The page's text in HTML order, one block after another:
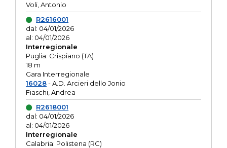
Voli, Antonio
R2616001
dal: 04/01/2026
al: 04/01/2026
Interregionale
Puglia: Crispiano (TA)
18 m
Gara Interregionale
16028- A.D. Arcieri dello Jonio
Fiaschi, Andrea
R2618001
dal: 04/01/2026
al: 04/01/2026
Interregionale
Calabria: Polistena (RC)